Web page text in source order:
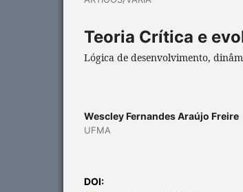
Teoria Crítica e
Lógica de desenvolvimento,
Wescley Fernandes Araújo Freire
UFMA
DOI: